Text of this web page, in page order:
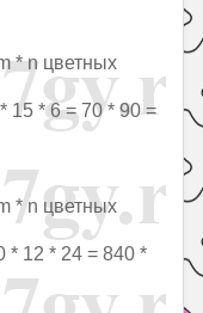
* n цветных
15 * 6 = 70 * 90 =
* n цветных
* 12 * 24 = 840 *